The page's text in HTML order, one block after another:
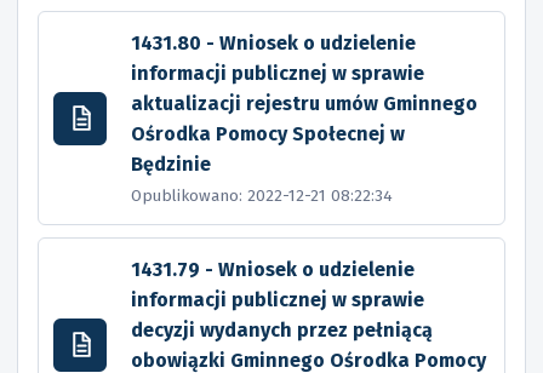
1431.80 - Wniosek o udzielenie
informacji publicznej w sprawie
aktualizacji rejestru umów Gminnego
Ośrodka Pomocy Społecnej w
Będzinie
Opublikowano: 2022-12-21 08:22:34
1431.79 - Wniosek o udzielenie
informacji publicznej w sprawie
decyzji wydanych przez pełniącą
obowiązki Gminnego Ośrodka Pomocy